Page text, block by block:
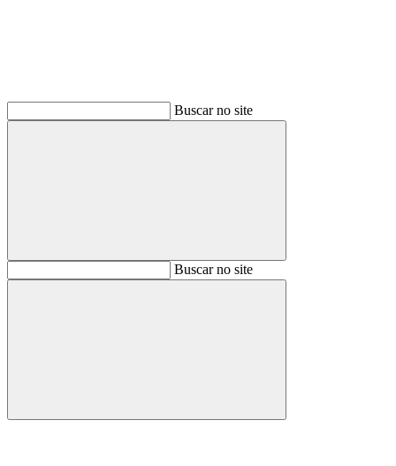
Buscar no site
BuscarBuscar no site
Buscar